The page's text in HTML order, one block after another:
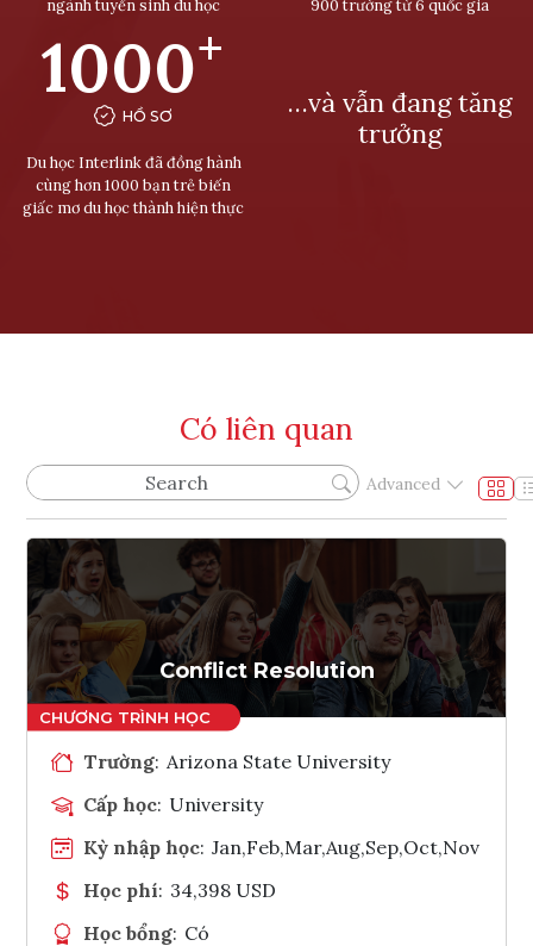
ngành tuyển sinh du học
900 trường từ 6 quốc gia
1000+
HỒ SƠ
Du học Interlink đã đồng hành
cùng hơn 1000 bạn trẻ biến
giấc mơ du học thành hiện thực
…và vẫn đang tăng
trưởng
Có liên quan
Advanced
Conflict Resolution
Trường: Arizona State University
Cấp học: University
Kỳ nhập học: Jan,Feb,Mar,Aug,Sep,Oct,Nov
Học phí: 34,398 USD
Học bổng: Có